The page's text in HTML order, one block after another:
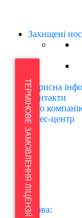
Захищені
Корисна
Контакти
Про
Прес-центр
Мова:
ТЕРМІНОВЕ ЗАМОВЛЕННЯ ЛІЦЕНЗІЇ